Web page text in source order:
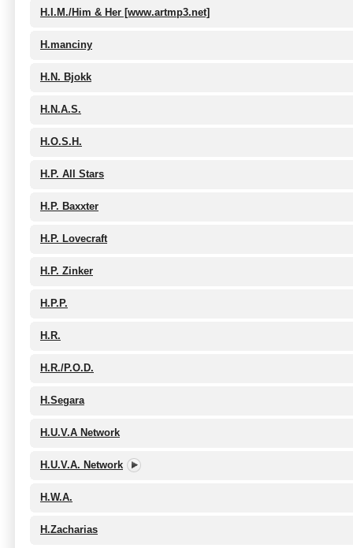
H.I.M./Him & Her [www.artmp3.net]
H.manciny
H.N. Bjokk
H.N.A.S.
H.O.S.H.
H.P. All Stars
H.P. Baxxter
H.P. Lovecraft
H.P. Zinker
H.P.P.
H.R.
H.R./P.O.D.
H.Segara
H.U.V.A Network
H.U.V.A. Network
H.W.A.
H.Zacharias